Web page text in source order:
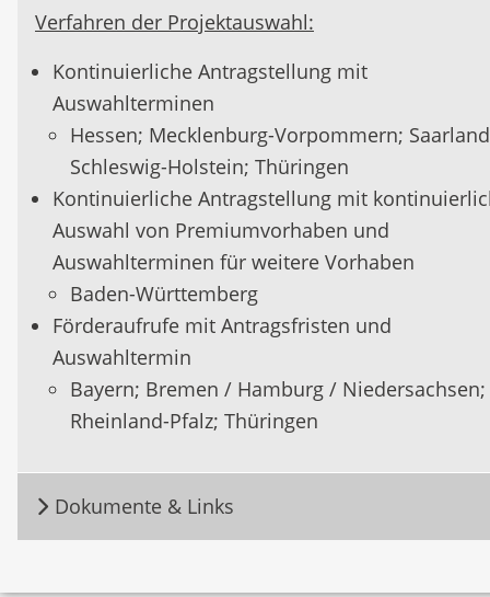
den Gemeinden bedingen Anpassungen an
zukünftigen Anforderungen entsprechenden
Abwasserentsorgung. Verrohrte
sind Bestandteil der ländlichen Infrastruktur
ebenso Voraussetzung für die Besiedlung und
Nutzung von Flächen.
Die zur Förderung vorgesehenen Anlagen der
Abwasserentsorgung dienen als grundlegende
Infrastrukturausstattung der Sicherung oder
Verbesserung der Daseinsvorsorge im
Raum. Das Vorhandensein derartiger
Systeme ist zugleich Grundvoraussetzung für
Raums.
Bereichen (z.B. Zugang der Öffentlichkeit,
Folgekosten) können von der regionalen
Verwaltungsbehörde festgelegt werden
Verfahren der Projektauswahl:
Kontinuierliche Antragstellung mit
Auswahlterminen
Hessen; Mecklenburg-Vorpommern;
Schleswig-Holstein; Thüringen
Kontinuierliche Antragstellung mit
Auswahl von Premiumvorhaben und
Auswahlterminen für weitere Vorhaben
Baden-Württemberg
Förderaufrufe mit Antragsfristen und
Auswahltermin
Bayern; Bremen / Hamburg / Niedersachsen;
Rheinland-Pfalz; Thüringen
Dokumente & Links